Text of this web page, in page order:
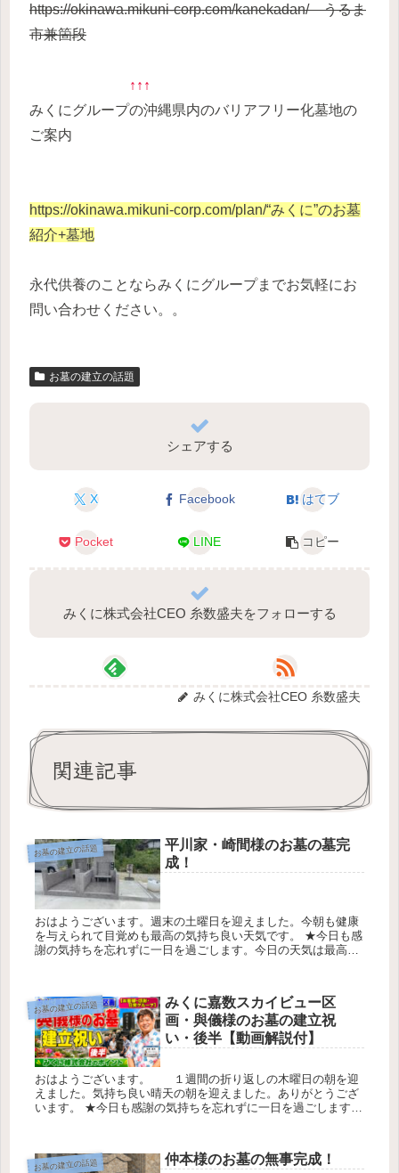
https://okinawa.mikuni-corp.com/kanekadan/ うるま
市兼箇段
↑↑↑
みくにグループの沖縄県内のバリアフリー化墓地の
ご案内
https://okinawa.mikuni-corp.com/plan/“みくに”のお墓
紹介+墓地
永代供養のことならみくにグループまでお気軽にお
問い合わせください。。
お墓の建立の話題
シェアする
X Facebook はてブ
Pocket LINE コピー
みくに株式会社CEO 糸数盛夫をフォローする
みくに株式会社CEO 糸数盛夫
関連記事
お墓の建立の話題
平川家・崎間様のお墓の墓完
成！
おはようございます。週末の土曜日を迎えました。今朝も健康
を与えられて目覚めも最高の気持ち良い天気です。 ★今日も感
謝の気持ちを忘れずに一日を過ごします。今日の天気は最高気
お墓の建立の話題
みくに嘉数スカイビュー区
画・與儀様のお墓の建立祝
い・後半【動画解説付】
おはようございます。 １週間の折り返しの木曜日の朝を迎
えました。気持ち良い晴天の朝を迎えました。ありがとうござ
います。 ★今日も感謝の気持ちを忘れずに一日を過ごします。
お墓の建立の話題 仲本様のお墓の無事完成！